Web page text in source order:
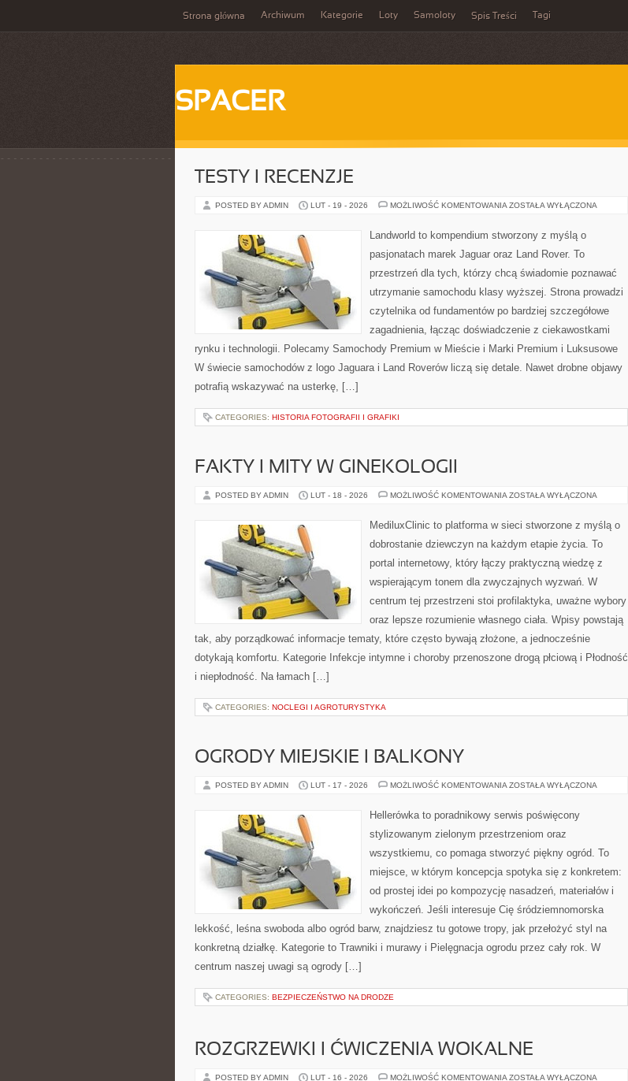
Strona główna Archiwum Kategorie Loty Samoloty Spis Treści Tagi
SPACER
TESTY I RECENZJE
POSTED BY ADMIN LUT - 19 - 2026 MOŻLIWOŚĆ KOMENTOWANIA TESTY
ZOSTAŁA WYŁĄCZONA
Landworld to kompendium stworzony z myślą o
pasjonatach marek Jaguar oraz Land Rover. To
przestrzeń dla tych, którzy chcą świadomie poznawać
utrzymanie samochodu klasy wyższej. Strona prowadzi
czytelnika od fundamentów po bardziej szczegółowe
zagadnienia, łącząc doświadczenie z ciekawostkami
rynku i technologii. Polecamy Samochody Premium w Mieście i Marki Premium i Luksusowe
W świecie samochodów z logo Jaguara i Land Roverów liczą się detale. Nawet drobne objawy
potrafią wskazywać na usterkę, […]
CATEGORIES: HISTORIA FOTOGRAFII I GRAFIKI
FAKTY I MITY W GINEKOLOGII
POSTED BY ADMIN LUT - 18 - 2026 MOŻLIWOŚĆ KOMENTOWANIA FAKTY
GINEKOLOGII
ZOSTAŁA WYŁĄCZONA
MediluxClinic to platforma w sieci stworzone z myślą o
dobrostanie dziewczyn na każdym etapie życia. To
portal internetowy, który łączy praktyczną wiedzę z
wspierającym tonem dla zwyczajnych wyzwań. W
centrum tej przestrzeni stoi profilaktyka, uważne wybory
oraz lepsze rozumienie własnego ciała. Wpisy powstają
tak, aby porządkować informacje tematy, które często bywają złożone, a jednocześnie
dotykają komfortu. Kategorie Infekcje intymne i choroby przenoszone drogą płciową i Płodność
i niepłodność. Na łamach […]
CATEGORIES: NOCLEGI I AGROTURYSTYKA
OGRODY MIEJSKIE I BALKONY
POSTED BY ADMIN LUT - 17 - 2026 MOŻLIWOŚĆ KOMENTOWANIA OGRODY
BALKONY
ZOSTAŁA WYŁĄCZONA
Hellerówka to poradnikowy serwis poświęcony
stylizowanym zielonym przestrzeniom oraz
wszystkiemu, co pomaga stworzyć piękny ogród. To
miejsce, w którym koncepcja spotyka się z konkretem:
od prostej idei po kompozycję nasadzeń, materiałów i
wykończeń. Jeśli interesuje Cię śródziemnomorska
lekkość, leśna swoboda albo ogród barw, znajdziesz tu gotowe tropy, jak przełożyć styl na
konkretną działkę. Kategorie to Trawniki i murawy i Pielęgnacja ogrodu przez cały rok. W
centrum naszej uwagi są ogrody […]
CATEGORIES: BEZPIECZEŃSTWO NA DRODZE
ROZGRZEWKI I ĆWICZENIA WOKALNE
POSTED BY ADMIN LUT - 16 - 2026 MOŻLIWOŚĆ KOMENTOWANIA ROZGRZEWKI
ZOSTAŁA WYŁĄCZONA